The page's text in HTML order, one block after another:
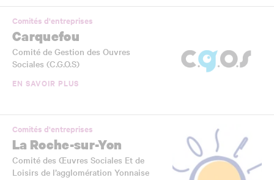
Comités d'entreprises
Carquefou
Comité de Gestion des Ouvres
Sociales (C.G.O.S)
EN SAVOIR PLUS
Comités d'entreprises
La Roche-sur-Yon
Comité des Œuvres Sociales Et de
Loisirs de l’agglomération Yonnaise